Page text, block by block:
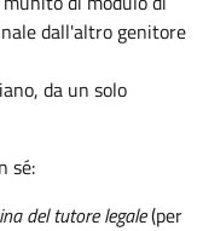
dall'altro genitore
da un solo
sé:
del tutore legale(per